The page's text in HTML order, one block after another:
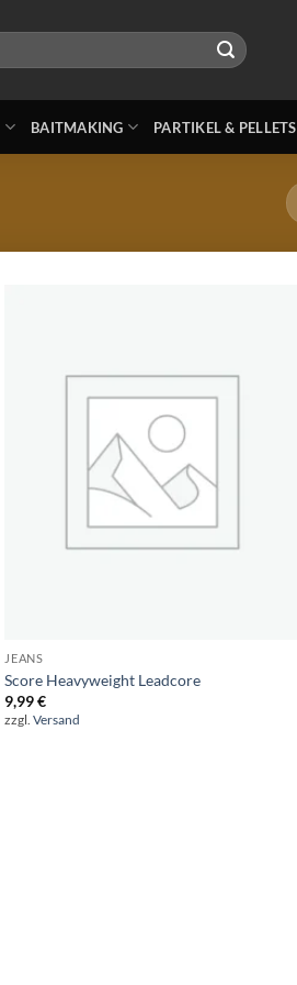
BAITMAKING PARTIKEL & PELLETS
JEANS
Score Heavyweight Leadcore
9,99€
zzgl.Versand